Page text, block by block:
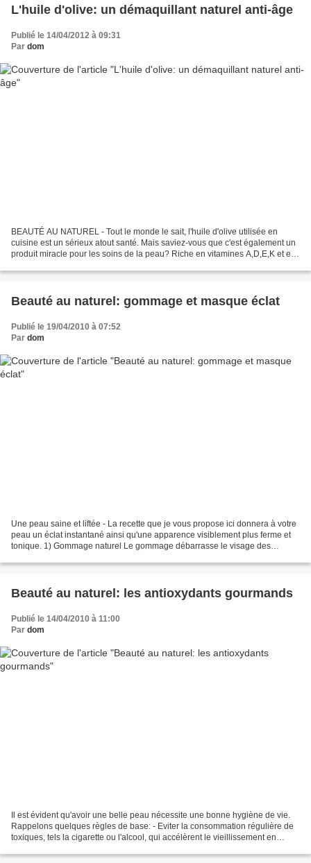
L'huile d'olive: un démaquillant naturel anti-âge
Publié le 14/04/2012 à 09:31
Par dom
BEAUTÉ AU NATUREL - Tout le monde le sait, l'huile d'olive utilisée en
cuisine est un sérieux atout santé. Mais saviez-vous que c'est également un
produit miracle pour les soins de la peau? Riche en vitamines A,D,E,K et en
Beauté au naturel: gommage et masque éclat
Publié le 19/04/2010 à 07:52
Par dom
Une peau saine et liftée - La recette que je vous propose ici donnera à votre
peau un éclat instantané ainsi qu'une apparence visiblement plus ferme et
tonique. 1) Gommage naturel Le gommage débarrasse le visage des
Beauté au naturel: les antioxydants gourmands
Publié le 14/04/2010 à 11:00
Par dom
Il est évident qu'avoir une belle peau nécessite une bonne hygiène de vie.
Rappelons quelques règles de base: - Eviter la consommation régulière de
toxiques, tels la cigarette ou l'alcool, qui accélèrent le vieillissement en